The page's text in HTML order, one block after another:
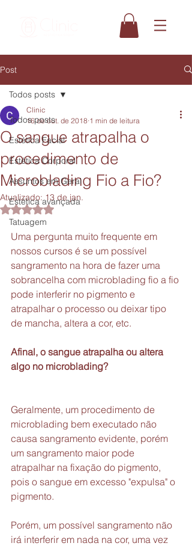
Post
Todos posts
Estética Facial
Estética Corporal
Assuntos em Geral
Estética avançada
Tatuagem
Todos posts
O sangue atrapalha o
procedimento de
Microblading Fio a Fio?
Clinic
16 de out. de 2018 1 min de leitura
Atualizado:13 de jan.
Avaliado com NaN de 5 estrelas.
Uma pergunta muito frequente em
nossos cursos é se um possível
sangramento na hora de fazer uma
sobrancelha com microblading fio a fio
pode interferir no pigmento e
atrapalhar o processo ou deixar tipo
de mancha, altera a cor, etc.
Afinal, o sangue atrapalha ou altera
algo no microblading?
Geralmente, um procedimento de
microblading bem executado não
causa sangramento evidente, porém
um sangramento maior pode
atrapalhar na fixação do pigmento,
pois o sangue em excesso "expulsa" o
pigmento.
Porém, um possível sangramento não
irá interferir em nada na cor, uma vez